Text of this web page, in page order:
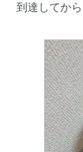
到達してか